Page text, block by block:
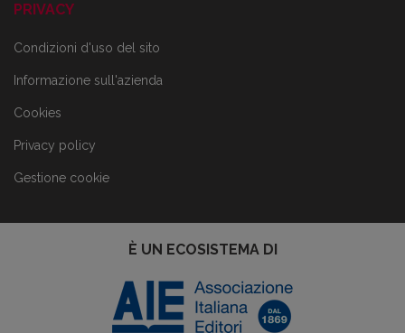
PRIVACY
Condizioni d'uso del sito
Informazione sull'azienda
Cookies
Privacy policy
Gestione cookie
È UN ECOSISTEMA DI